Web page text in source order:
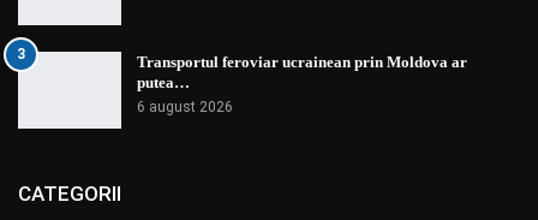
3
Transportul feroviar ucrainean prin Moldova ar
putea…
6 august 2026
CATEGORII